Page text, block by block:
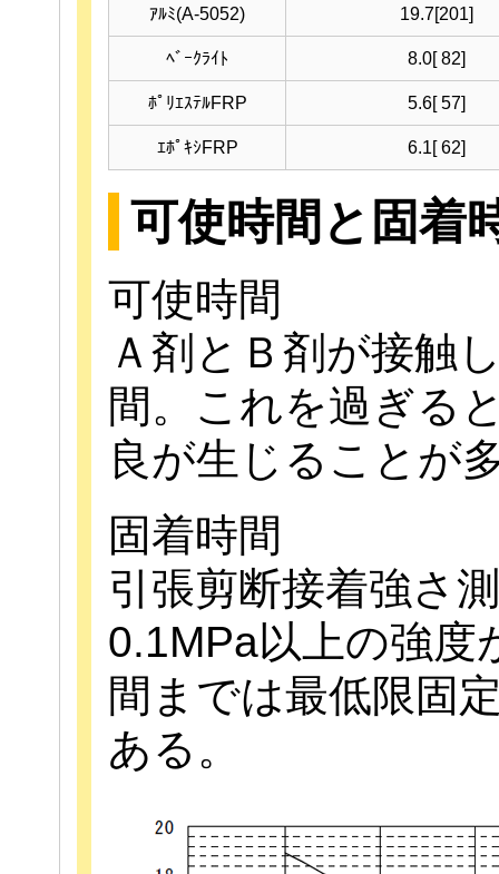
ｱﾙﾐ(A-5052) 19.7[201]
ﾍﾞｰｸﾗｲﾄ 8.0[ 82]
ﾎﾟﾘｴｽﾃﾙFRP 5.6[ 57]
ｴﾎﾟｷｼFRP 6.1[ 62]
可使時間と固着
可使時間
Ａ剤とＢ剤が接触
間。これを過ぎる
良が生じることが
固着時間
引張剪断接着強さ
0.1MPa以上の強度
間までは最低限固
ある。